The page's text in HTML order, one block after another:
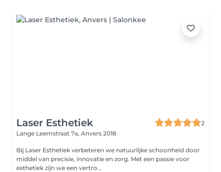
Laser Esthetiek
2
Lange Leemstraat 7a, Anvers 2018
Bij Laser Esthetiek verbeteren we natuurlijke schoonheid door
middel van precisie, innovatie en zorg. Met een passie voor
esthetiek zijn we een vertro...